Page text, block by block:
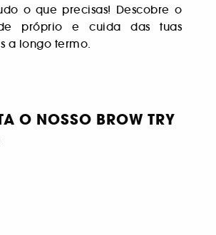
o que precisas! Descobre o
próprio e cuida das tuas
a longo termo.
O NOSSO BROW TRY